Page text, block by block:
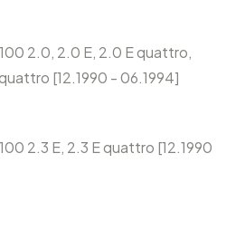
2.0, 2.0 E, 2.0 E quattro,
quattro [12.1990 - 06.1994]
2.3 E, 2.3 E quattro [12.1990